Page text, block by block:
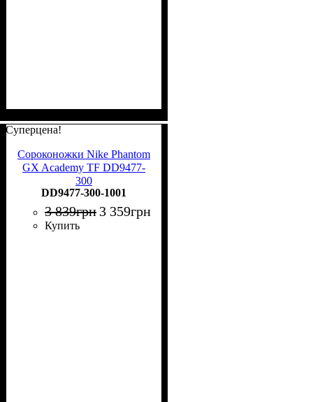
Суперцена!
Сороконожки Nike Phantom
GX Academy TF DD9477-
300
DD9477-300-1001
3 839грн 3 359грн
Купить